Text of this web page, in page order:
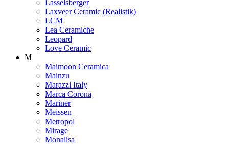
Lasselsberger
Laxveer Ceramic (Realistik)
LCM
Lea Ceramiche
Leopard
Love Ceramic
M
Maimoon Ceramica
Mainzu
Marazzi Italy
Marca Corona
Mariner
Meissen
Metropol
Mirage
Monalisa